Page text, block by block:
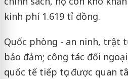
kinh phí 1.619 tỉ đồng.
Quốc phòng - an ninh, trật
bảo đảm; công tác đối
quốc tế tiếp tục được quan